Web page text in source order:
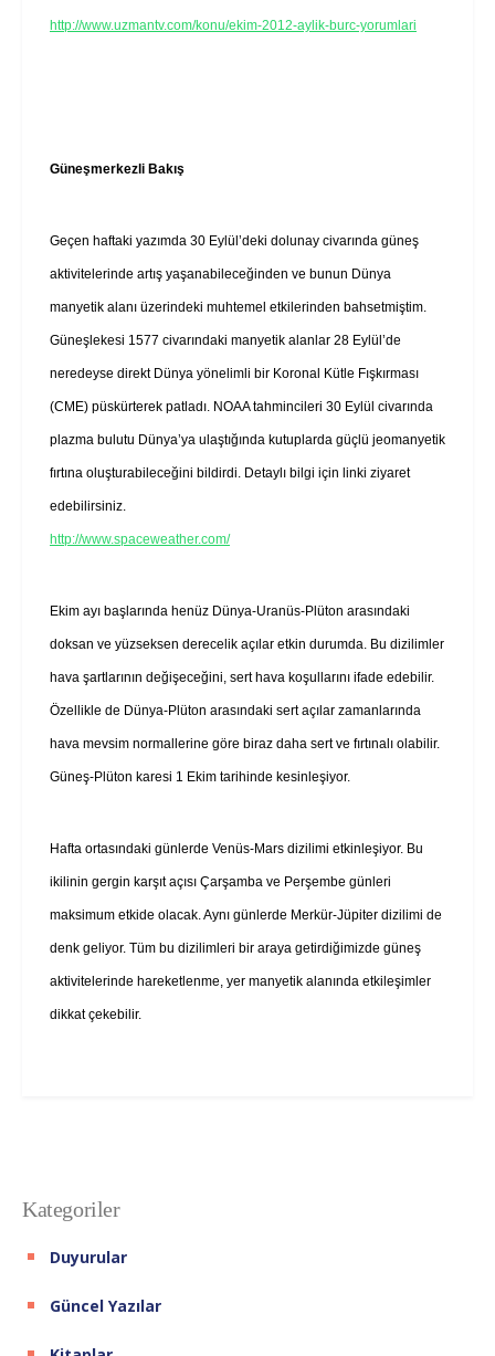
http://www.uzmantv.com/konu/ekim-2012-aylik-burc-yorumlari
Güneşmerkezli Bakış
Geçen haftaki yazımda 30 Eylül’deki dolunay civarında güneş
aktivitelerinde artış yaşanabileceğinden ve bunun Dünya
manyetik alanı üzerindeki muhtemel etkilerinden bahsetmiştim.
Güneşlekesi 1577 civarındaki manyetik alanlar 28 Eylül’de
neredeyse direkt Dünya yönelimli bir Koronal Kütle Fışkırması
(CME) püskürterek patladı. NOAA tahmincileri 30 Eylül civarında
plazma bulutu Dünya’ya ulaştığında kutuplarda güçlü jeomanyetik
fırtına oluşturabileceğini bildirdi. Detaylı bilgi için linki ziyaret
edebilirsiniz.
http://www.spaceweather.com/
Ekim ayı başlarında henüz Dünya-Uranüs-Plüton arasındaki
doksan ve yüzseksen derecelik açılar etkin durumda. Bu dizilimler
hava şartlarının değişeceğini, sert hava koşullarını ifade edebilir.
Özellikle de Dünya-Plüton arasındaki sert açılar zamanlarında
hava mevsim normallerine göre biraz daha sert ve fırtınalı olabilir.
Güneş-Plüton karesi 1 Ekim tarihinde kesinleşiyor.
Hafta ortasındaki günlerde Venüs-Mars dizilimi etkinleşiyor. Bu
ikilinin gergin karşıt açısı Çarşamba ve Perşembe günleri
maksimum etkide olacak. Aynı günlerde Merkür-Jüpiter dizilimi de
denk geliyor. Tüm bu dizilimleri bir araya getirdiğimizde güneş
aktivitelerinde hareketlenme, yer manyetik alanında etkileşimler
dikkat çekebilir.
Kategoriler
Duyurular
Güncel Yazılar